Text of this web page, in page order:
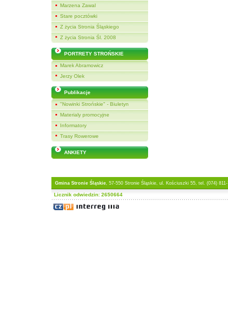
Marzena Zawal
Stare pocztówki
Z życia Stronia Śląskiego
Z życia Stronia Śl. 2008
PORTRETY STROŃSKIE
Marek Abramowicz
Jerzy Olek
Publikacje
"Nowinki Strońskie" - Biuletyn
Materialy promocyjne
Informatory
Trasy Rowerowe
ANKIETY
Gmina Stronie Śląskie, 57-550 Stronie Śląskie, ul. Kościuszki 55, tel. (074)
Licznik odwiedzin: 2650664